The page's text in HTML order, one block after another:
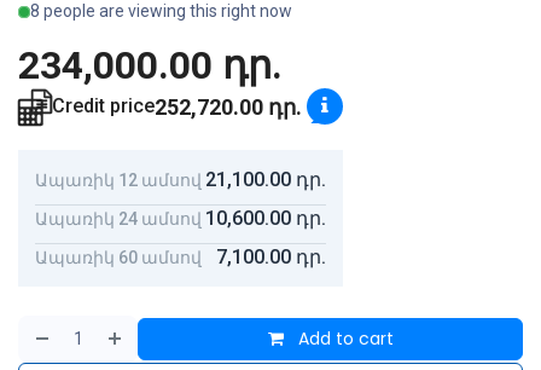
8 people are viewing this right now
234,000.00 դր.
Credit price252,720.00 դր.
Ապառիկ 12 ամսով 21,100.00 դր.
Ապառիկ 24 ամսով 10,600.00 դր.
Ապառիկ 60 ամսով 7,100.00 դր.
Add to cart